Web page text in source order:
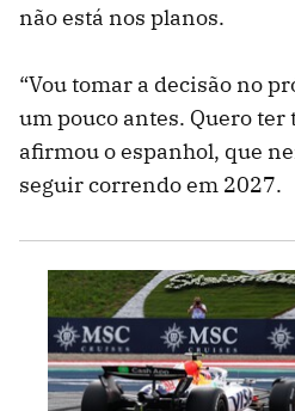
não está nos planos.
“Vou tomar a decisão no
um pouco antes. Quero ter
afirmou o espanhol, que
seguir correndo em 2027.